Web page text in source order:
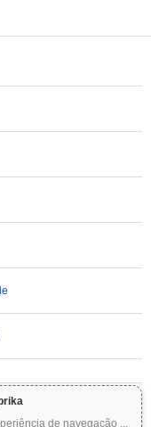
de navegação ...
e envolvem riscos
Todas as